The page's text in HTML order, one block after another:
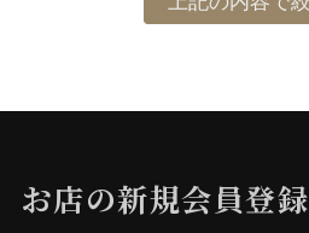
ラーメン
お店の新規会員登録